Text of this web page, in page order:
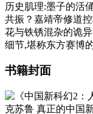
历史肌理:墨子的活
共振？嘉靖帝修道
花与铁锈混杂的诡
细节,堪称东方赛博
书籍封面